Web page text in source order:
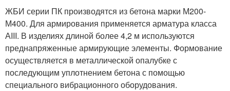
ЖБИ серии ПК производятся из бетона марки М200-
М400. Для армирования применяется арматура класса
АIII. В изделиях длиной более 4,2 м используются
преднапряженные армирующие элементы. Формование
осуществляется в металлической опалубке с
последующим уплотнением бетона с помощью
специального вибрационного оборудования.